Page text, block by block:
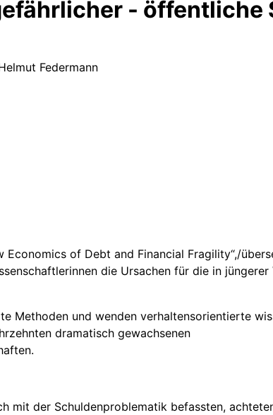
- öffentliche
Federmann
Economics of Debt and Financial Fragility“,/
die Ursachen für die in
Methoden und wenden verhaltensorientierte
dramatisch gewachsenen
mit der Schuldenproblematik befassten,